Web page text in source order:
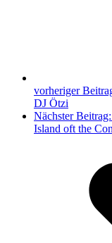
vorheriger
DJ Ötzi
Nächster Beitrag:
Island oft the